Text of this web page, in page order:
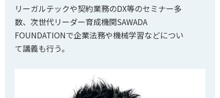
リーガルテックや契約業務のDX等のセミナー多
数、次世代リーダー育成機関SAWADA
FOUNDATIONで企業法務や機械学習などについ
て講義も行う。